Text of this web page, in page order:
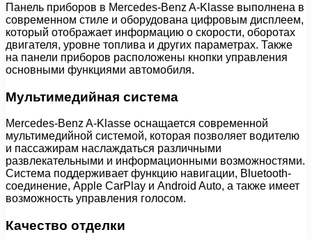
Панель приборов в Mercedes-Benz A-Klasse выполнена в
современном стиле и оборудована цифровым дисплеем,
который отображает информацию о скорости, оборотах
двигателя, уровне топлива и других параметрах. Также
на панели приборов расположены кнопки управления
основными функциями автомобиля.
Мультимедийная система
Mercedes-Benz A-Klasse оснащается современной
мультимедийной системой, которая позволяет водителю
и пассажирам наслаждаться различными
развлекательными и информационными возможностями.
Система поддерживает функцию навигации, Bluetooth-
соединение, Apple CarPlay и Android Auto, а также имеет
возможность управления голосом.
Качество отделки